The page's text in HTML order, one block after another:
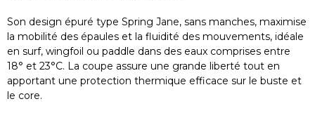
Son design épuré type Spring Jane, sans manches, maximise
la mobilité des épaules et la fluidité des mouvements, idéale
en surf, wingfoil ou paddle dans des eaux comprises entre
18° et 23°C. La coupe assure une grande liberté tout en
apportant une protection thermique efficace sur le buste et
le core.